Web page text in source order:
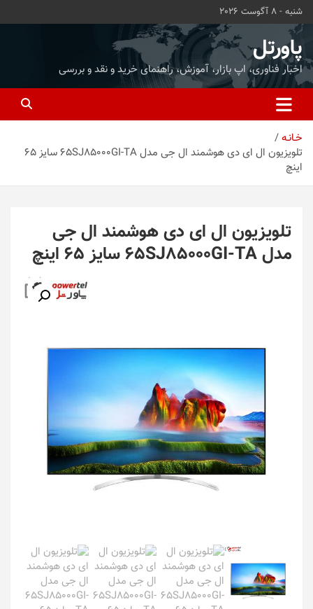
محتوا
بروید
شنبه - 8 آگوست 2026
پاورتل
اخبار فناوری، اپ بازار، آموزش، راهنمای خرید و نقد و بررسی
خـانـه
تلویزیون ال ای دی هوشمند ال جی مدل 65SJ85000GI-TA سایز 65
اینچ
تلویزیون ال ای دی هوشمند ال جی
مدل 65SJ85000GI-TA سایز 65 اینچ